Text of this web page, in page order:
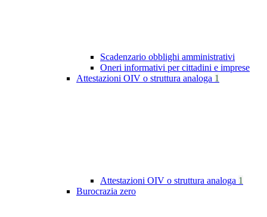
Scadenzario obblighi amministrativi
Oneri informativi per cittadini e imprese
Attestazioni OIV o struttura analoga 1
Attestazioni OIV o struttura analoga 1
Burocrazia zero